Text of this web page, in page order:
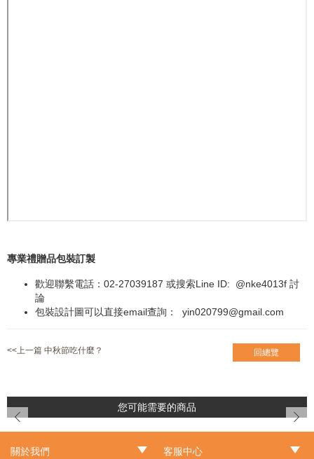
專業禮贈品包裝訂製
歡迎聯繫電話：02-27039187 或搜索Line ID: @nke4013f 討
論
包裝設計圖可以直接email查詢： yin020799@gmail.com
<<上一篇 中秋節吃什麼？ 回總覽
您可能需要的商品
prev next
關於我們 客服中心